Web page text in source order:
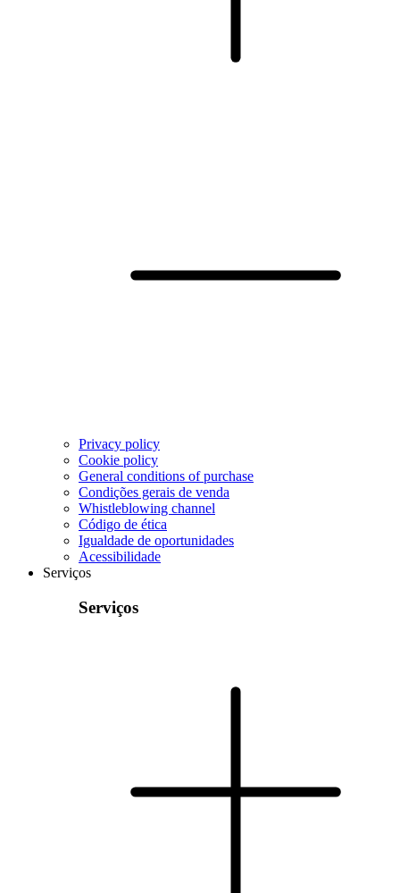
Privacy policy
Cookie policy
General conditions of purchase
Condições gerais de venda
Whistleblowing channel
Código de ética
Igualdade de oportunidades
Acessibilidade
Serviços
Serviços